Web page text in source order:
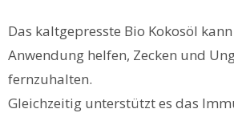
Das kaltgepresste Bio Kokosöl
Anwendung helfen, Zecken und
fernzuhalten.
Gleichzeitig unterstützt es das